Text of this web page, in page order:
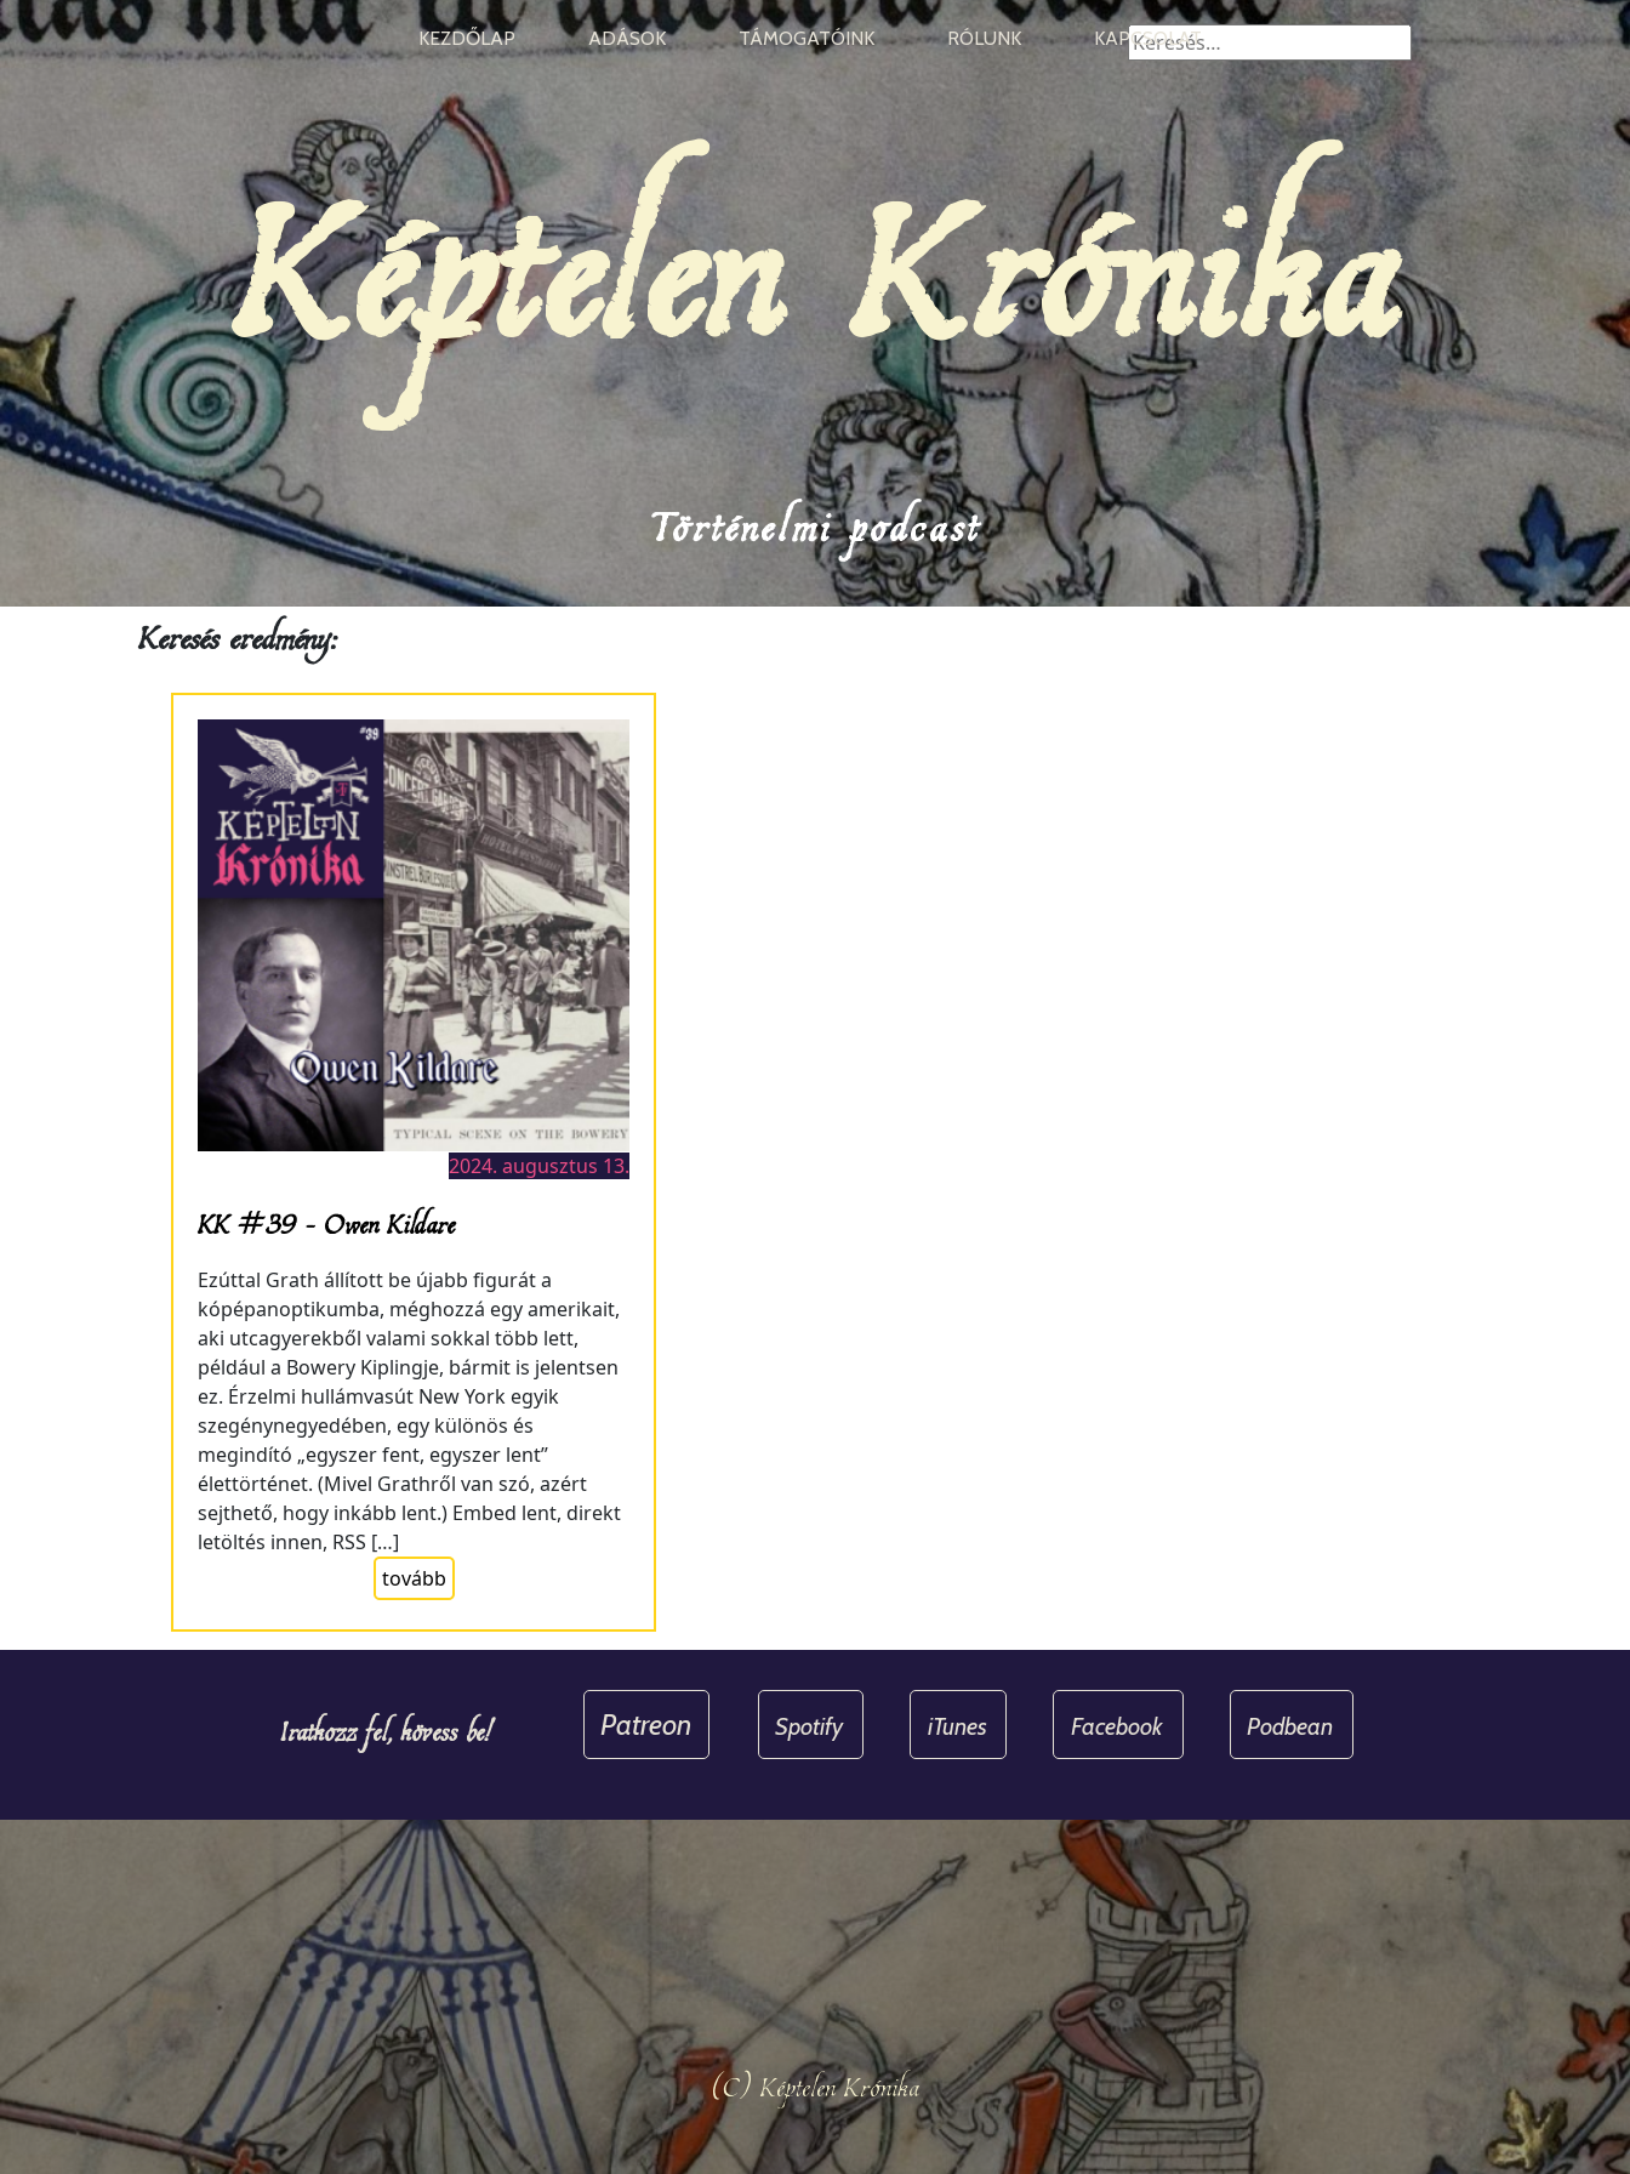
KEZDŐLAP ADÁSOK TÁMOGATÓINK RÓLUNK KAPCSOLAT
Keresés:
Képtelen Krónika
Történelmi podcast
Keresés eredmény:
2024. augusztus 13.
KK #39 – Owen Kildare
Ezúttal Grath állított be újabb figurát a
kópépanoptikumba, méghozzá egy amerikait,
aki utcagyerekből valami sokkal több lett,
például a Bowery Kiplingje, bármit is jelentsen
ez. Érzelmi hullámvasút New York egyik
szegénynegyedében, egy különös és
megindító „egyszer fent, egyszer lent”
élettörténet. (Mivel Grathről van szó, azért
sejthető, hogy inkább lent.) Embed lent, direkt
letöltés innen, RSS […]
tovább
Iratkozz fel, kövess be! Patreon Spotify iTunes Facebook Podbean
(C) Képtelen Krónika